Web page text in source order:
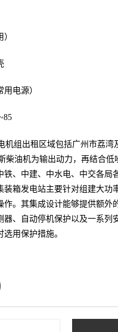
电源）
机组出租区域包括广州市荔
柴油机为输出动力，再结合
铁、中建、中水电、中交各局
装箱发电站主要针对组建大功
作。其集成设计能够提供额外
器、自动停机保护以及一系列
用保护措施。